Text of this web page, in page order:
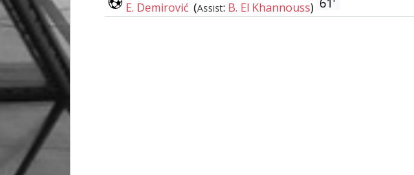
E. Demirović (Assist: B. El Khannouss)